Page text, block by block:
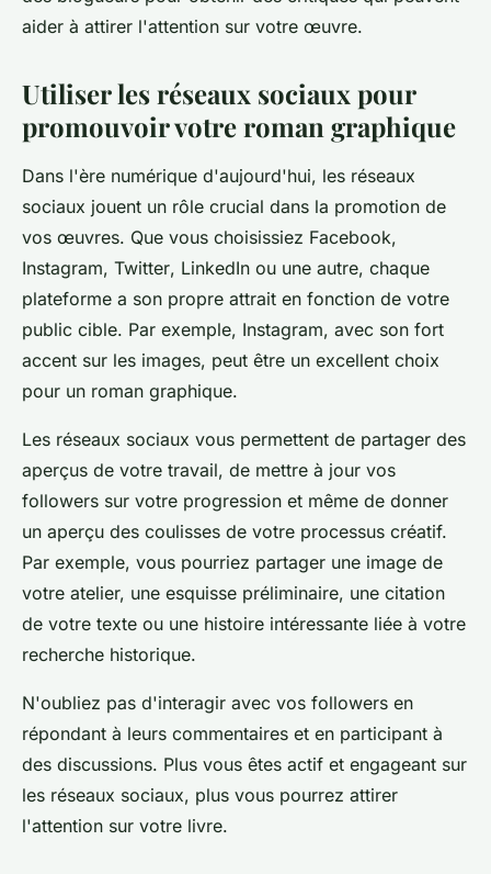
aider à attirer l'attention sur votre œuvre.
Utiliser les réseaux sociaux pour
promouvoir votre roman graphique
Dans l'ère numérique d'aujourd'hui, les réseaux
sociaux jouent un rôle crucial dans la promotion de
vos œuvres. Que vous choisissiez Facebook,
Instagram, Twitter, LinkedIn ou une autre, chaque
plateforme a son propre attrait en fonction de votre
public cible. Par exemple, Instagram, avec son fort
accent sur les images, peut être un excellent choix
pour un roman graphique.
Les réseaux sociaux vous permettent de partager des
aperçus de votre travail, de mettre à jour vos
followers sur votre progression et même de donner
un aperçu des coulisses de votre processus créatif.
Par exemple, vous pourriez partager une image de
votre atelier, une esquisse préliminaire, une citation
de votre texte ou une histoire intéressante liée à votre
recherche historique.
N'oubliez pas d'interagir avec vos followers en
répondant à leurs commentaires et en participant à
des discussions. Plus vous êtes actif et engageant sur
les réseaux sociaux, plus vous pourrez attirer
l'attention sur votre livre.